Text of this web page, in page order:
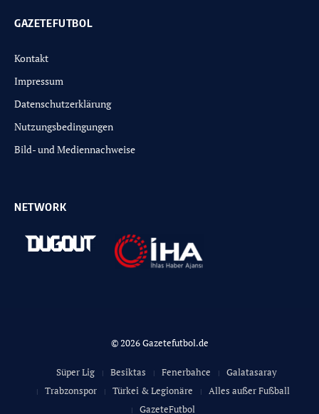
GAZETEFUTBOL
Kontakt
Impressum
Datenschutzerklärung
Nutzungsbedingungen
Bild- und Mediennachweise
NETWORK
© 2026 Gazetefutbol.de
Süper Lig Besiktas Fenerbahce
Galatasaray
Trabzonspor
Türkei & Legionäre
Alles außer Fußball
GazeteFutbol